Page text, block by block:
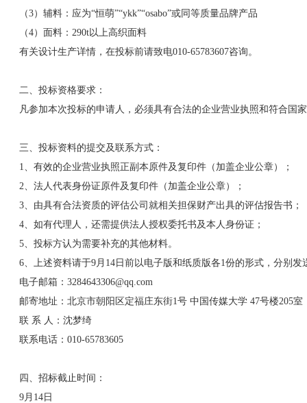
（3）辅料：应为“恒萌”“ykk”“osabo”或同等质量品牌产品
（4）面料：290t以上高织面料
有关设计生产详情，在投标前请致电010-65783607咨询。
二、投标资格要求：
凡参加本次投标的申请人，必须具有合法的企业营业执照和符合国
三、投标资料的提交及联系方式：
1、有效的企业营业执照正副本原件及复印件（加盖企业公章）；
2、法人代表身份证原件及复印件（加盖企业公章）；
3、由具有合法资质的评估公司就相关担保财产出具的评估报告书；
4、如有代理人，还需提供法人授权委托书及本人身份证；
5、投标方认为需要补充的其他材料。
6、上述资料请于9月14日前以电子版和纸质版各1份的形式，分别
电子邮箱：3284643306@qq.com
邮寄地址：北京市朝阳区定福庄东街1号 中国传媒大学 47号楼205室
联 系 人：沈梦绮
联系电话：010-65783605
四、招标截止时间：
9月14日